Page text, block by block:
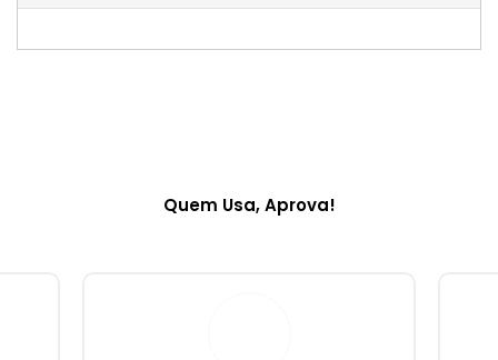
Quem Usa, Aprova!